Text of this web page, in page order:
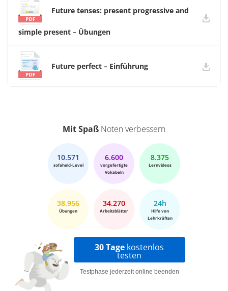
Future tenses: present progressive and
simple present – Übungen
Future perfect – Einführung
Mit Spaß Noten verbessern
10.571
sofaheld-Level
6.600
vorgefertigte
Vokabeln
8.375
Lernvideos
38.956
Übungen
34.270
Arbeitsblätter
24h
Hilfe von
Lehrkräften
30 Tage kostenlos
testen
Testphase jederzeit online beenden